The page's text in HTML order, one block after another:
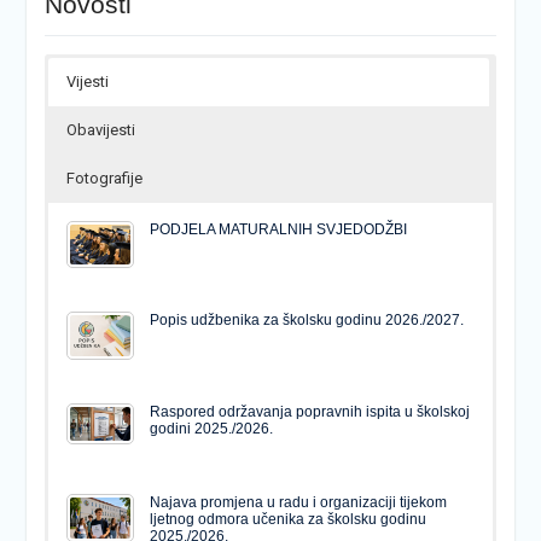
Vijesti
Obavijesti
Fotografije
PODJELA MATURALNIH SVJEDODŽBI
Popis udžbenika za školsku godinu 2026./2027.
Raspored održavanja popravnih ispita u školskoj
godini 2025./2026.
Najava promjena u radu i organizaciji tijekom
ljetnog odmora učenika za školsku godinu
2025./2026.